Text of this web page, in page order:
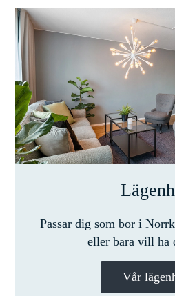
Passar dig som bor i
eller bara vill ha
Vår